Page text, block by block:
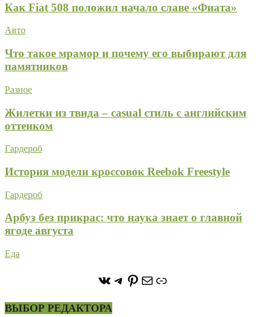
Как Fiat 508 положил начало славе «Фиата»
Авто
Что такое мрамор и почему его выбирают для
памятников
Разное
Жилетки из твида – casual стиль с английским
оттенком
Гардероб
История модели кроссовок Reebok Freestyle
Гардероб
Арбуз без прикрас: что наука знает о главной
ягоде августа
Еда
https://vk.com/
https://t.me/stoneforest
https://
ПочтаСсылка
ВЫБОР РЕДАКТОРА